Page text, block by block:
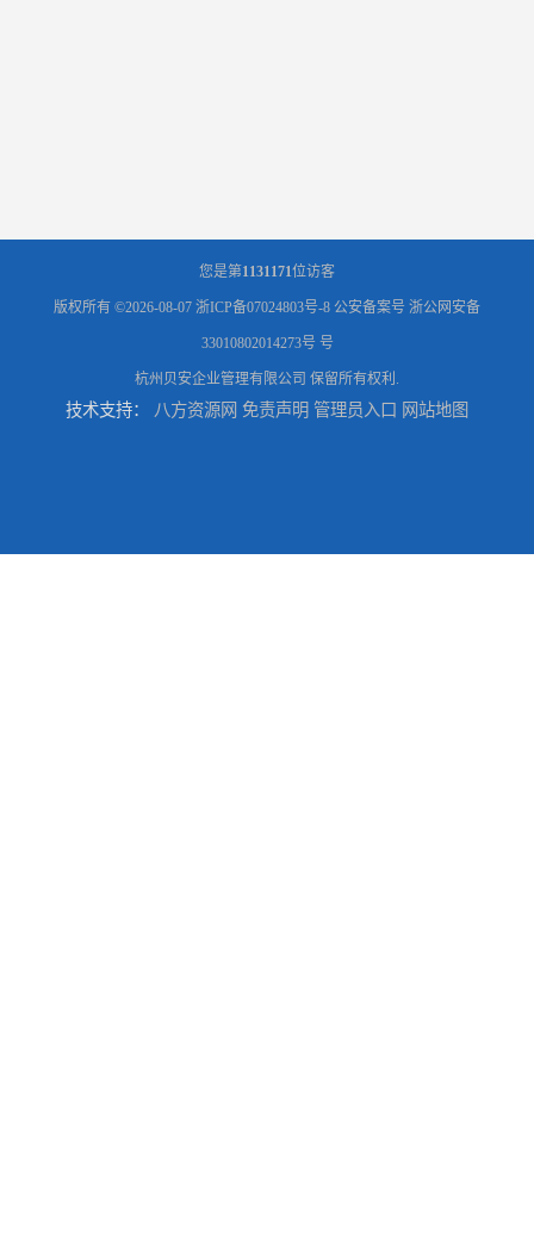
您是第1131171位访客
版权所有 ©2026-08-07 浙ICP备07024803号-8 公安备案号 浙公网安备
33010802014273号 号
杭州贝安企业管理有限公司 保留所有权利.
技术支持： 八方资源网 免责声明 管理员入口 网站地图